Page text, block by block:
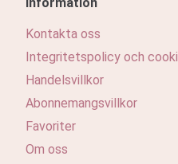
Kontakta oss
Integritetspolicy och
Handelsvillkor
Abonnemangsvillkor
Favoriter
Om oss